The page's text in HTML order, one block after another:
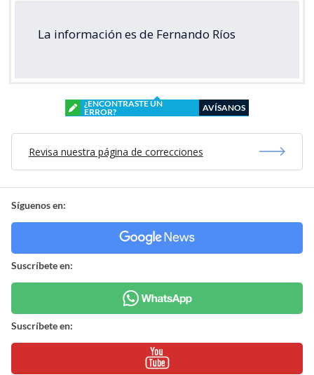
La información es de Fernando Ríos
¿ENCONTRASTE UN
ERROR?
AVÍSANOS
Revisa nuestra página de correcciones
Síguenos en:
Suscríbete en:
Suscríbete en: